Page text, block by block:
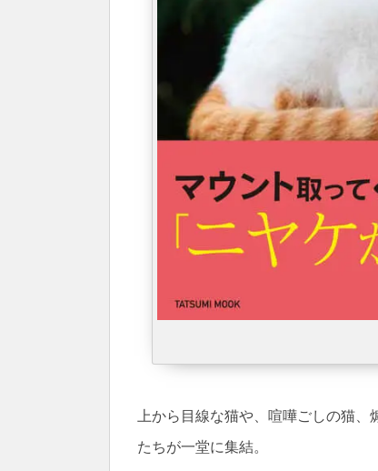
上から目線な猫や、喧嘩ごしの猫
たちが一堂に集結。